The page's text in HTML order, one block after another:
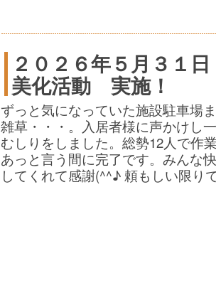
２０２６年５月３１日
美化活動 実施！
ずっと気になっていた施設駐車場
雑草・・・。入居者様に声かけし
むしりをしました。総勢12人で作
あっと言う間に完了です。みんな
してくれて感謝(^^♪ 頼もしい限り